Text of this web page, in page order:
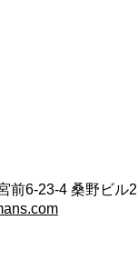
前6-23-4 桑野ビル2